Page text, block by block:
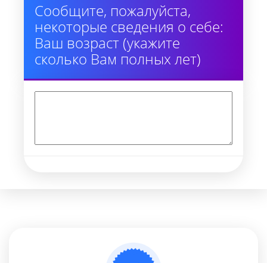
Сообщите, пожалуйста,
некоторые сведения о себе:
Ваш возраст (укажите
сколько Вам полных лет)